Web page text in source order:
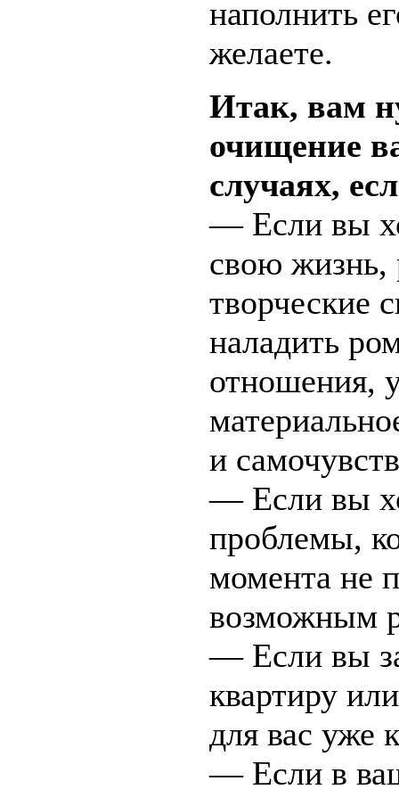
наполнить
желаете.
Итак, вам
очищение
случаях,
— Если вы
свою жизнь,
творческие
наладить
отношения,
и
— Если вы
проблемы,
момента не
возможным
— Если вы
квартиру
для вас уже
— Если в